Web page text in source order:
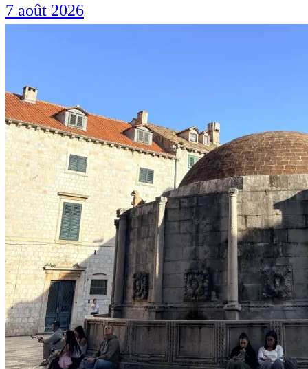
7 août 2026